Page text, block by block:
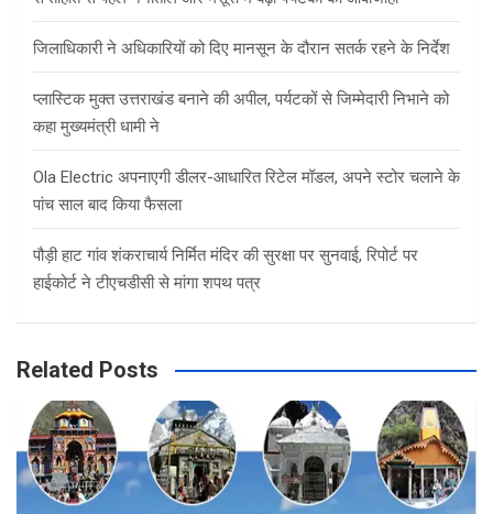
जिलाधिकारी ने अधिकारियों को दिए मानसून के दौरान सतर्क रहने के निर्देश
प्लास्टिक मुक्त उत्तराखंड बनाने की अपील, पर्यटकों से जिम्मेदारी निभाने को
कहा मुख्यमंत्री धामी ने
Ola Electric अपनाएगी डीलर-आधारित रिटेल मॉडल, अपने स्टोर चलाने के
पांच साल बाद किया फैसला
पौड़ी हाट गांव शंकराचार्य निर्मित मंदिर की सुरक्षा पर सुनवाई, रिपोर्ट पर
हाईकोर्ट ने टीएचडीसी से मांगा शपथ पत्र
Related Posts